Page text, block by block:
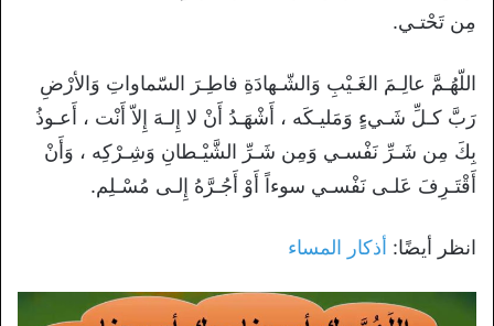
مِن تَحْتـي.
اللّهُـمَّ عالِـمَ الغَـيْبِ وَالشّـهادَةِ فاطِـرَ السّماواتِ وَالأرْضِ
رَبَّ كـلِّ شَـيءٍ وَمَليـكَه ، أَشْهَـدُ أَنْ لا إِلـهَ إِلاّ أَنْت ، أَعـوذُ
بِكَ مِن شَـرِّ نَفْسـي وَمِن شَـرِّ الشَّيْـطانِ وَشِـرْكِه ، وَأَنْ
أَقْتَـرِفَ عَلـى نَفْسـي سوءاً أَوْ أَجُـرَّهُ إِلـى مُسْـلِم.
انظر أيضًا: أذكار المساء